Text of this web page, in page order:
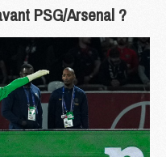
PSG/Arsenal ?